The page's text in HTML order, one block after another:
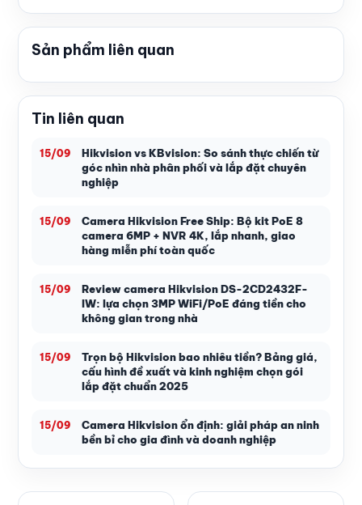
Sản phẩm liên quan
Tin liên quan
15/09
Hikvision vs KBvision: So sánh thực chiến từ
góc nhìn nhà phân phối và lắp đặt chuyên
nghiệp
15/09
Camera Hikvision Free Ship: Bộ kit PoE 8
camera 6MP + NVR 4K, lắp nhanh, giao
hàng miễn phí toàn quốc
15/09
Review camera Hikvision DS-2CD2432F-
IW: lựa chọn 3MP WiFi/PoE đáng tiền cho
không gian trong nhà
15/09
Trọn bộ Hikvision bao nhiêu tiền? Bảng giá,
cấu hình đề xuất và kinh nghiệm chọn gói
lắp đặt chuẩn 2025
15/09
Camera Hikvision ổn định: giải pháp an ninh
bền bỉ cho gia đình và doanh nghiệp